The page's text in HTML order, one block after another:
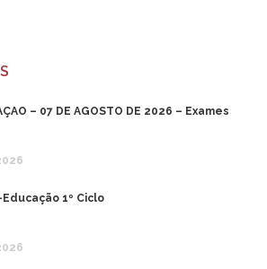
– 07 DE AGOSTO DE 2026 – Exames
1º Ciclo